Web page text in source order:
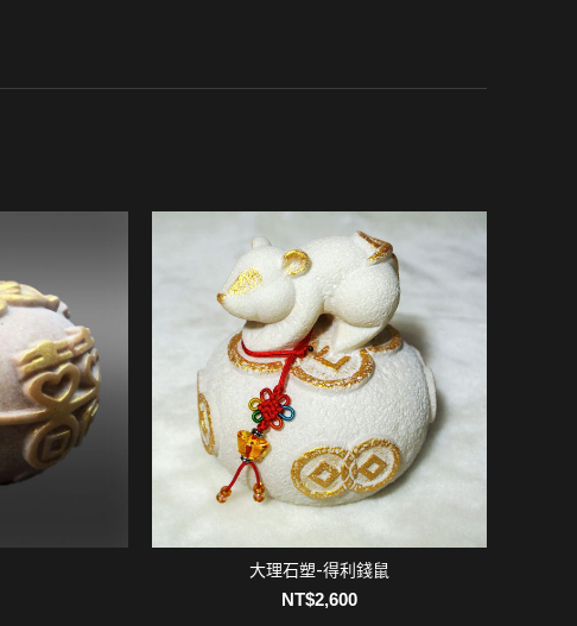
加入購物車
大理石塑-得利錢鼠
NT$2,600